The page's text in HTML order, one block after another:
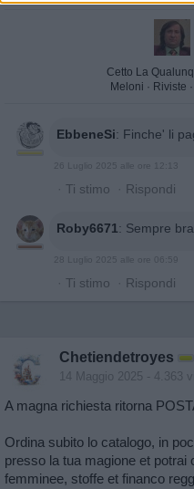
Cetto La
Meloni · Riviste ·
EbbeneSi: Finche' li
· Ti stimo · Rispondi
Roby6671: Sempre
28 Luglio 2025 alle ore 06:59
· Ti stimo · Rispondi
Chetiendetroyes
14 Maggio 2025 - 4.363
A magna richiesta ritorna
Ordina subito lo catalogo, in
presso la tua magione et
femminee, stoffe et financo